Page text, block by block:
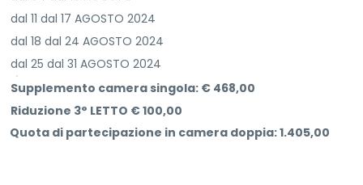
dal 11 dal 17 AGOSTO 2024
dal 18 dal 24 AGOSTO 2024
dal 25 dal 31 AGOSTO 2024
Supplemento camera singola: € 468,00
Riduzione 3° LETTO € 100,00
Quota di partecipazione in camera doppia: 1.405,00